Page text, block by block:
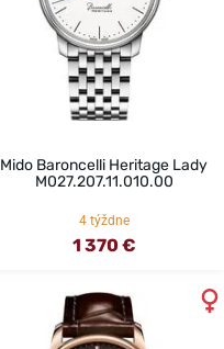
Mido Baroncelli Heritage Lady
M027.207.11.010.00
4 týždne
1 370 €